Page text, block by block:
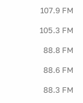
107.9 FM
105.3 FM
88.8 FM
88.6 FM
88.3 FM